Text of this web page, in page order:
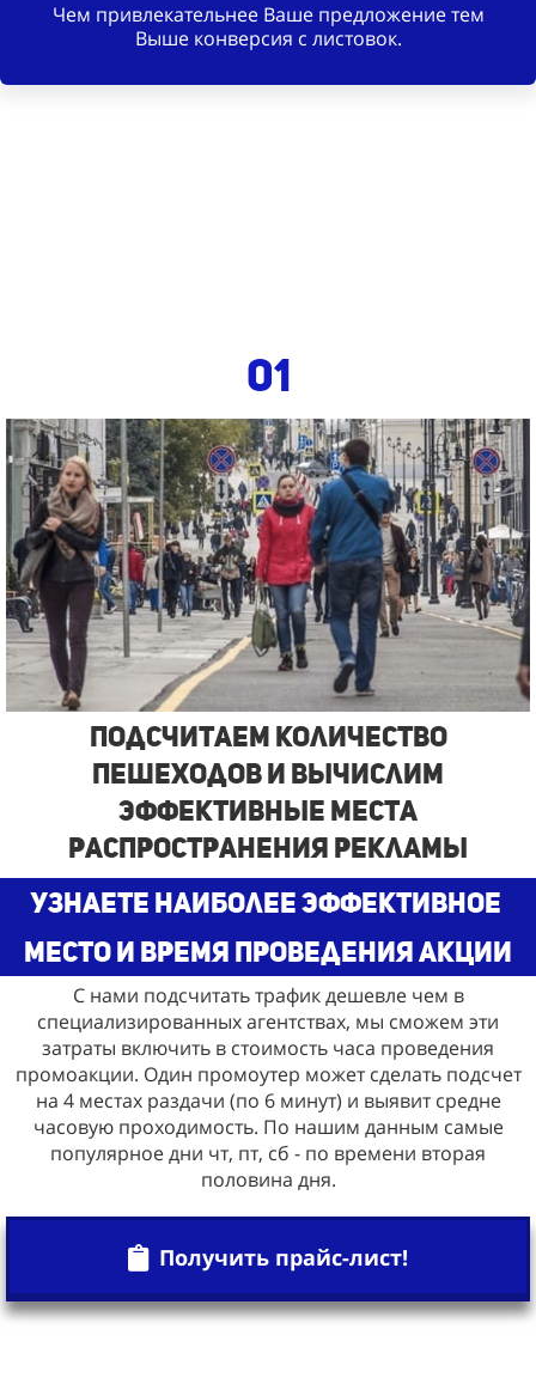
Чем привлекательнее Ваше предложение тем
Выше конверсия с листовок.
01
Подсчитаем количество
пешеходов и вычислим
эффективные места
распространения рекламы
узнаете наиболее эффективное
место и время проведения акции
С нами подсчитать трафик дешевле чем в
специализированных агентствах, мы сможем эти
затраты включить в стоимость часа проведения
промоакции. Один промоутер может сделать подсчет
на 4 местах раздачи (по 6 минут) и выявит средне
часовую проходимость. По нашим данным самые
популярное дни чт, пт, сб - по времени вторая
половина дня.
Получить прайс-лист!